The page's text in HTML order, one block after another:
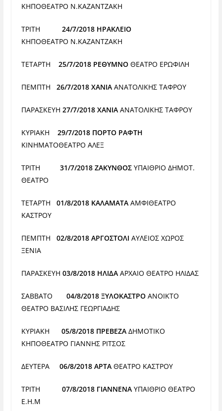
ΚΗΠΟΘΕΑΤΡΟ Ν.ΚΑΖΑΝΤΖΑΚΗ
ΤΡΙΤΗ
24/7/2018 ΗΡΑΚΛΕΙΟ
ΚΗΠΟΘΕΑΤΡΟ Ν.ΚΑΖΑΝΤΖΑΚΗ
ΤΕΤΑΡΤΗ 25/7/2018 ΡΕΘΥΜΝΟ ΘΕΑΤΡΟ ΕΡΩΦΙΛΗ
ΠΕΜΠΤΗ 26/7/2018 ΧΑΝΙΑ ΑΝΑΤΟΛΙΚΗΣ ΤΑΦΡΟΥ
ΠΑΡΑΣΚΕΥΗ 27/7/2018 ΧΑΝΙΑ ΑΝΑΤΟΛΙΚΗΣ ΤΑΦΡΟΥ
ΚΥΡΙΑΚΗ
29/7/2018 ΠΟΡΤΟ ΡΑΦΤΗ
ΚΙΝΗΜΑΤΟΘΕΑΤΡΟ ΑΛΕΞ
ΤΡΙΤΗ 31/7/2018 ΖΑΚΥΝΘΟΣ ΥΠΑΙΘΡΙΟ ΔΗΜΟΤ.
ΘΕΑΤΡΟ
ΤΕΤΑΡΤΗ 01/8/2018 ΚΑΛΑΜΑΤΑ ΑΜΦΙΘΕΑΤΡΟ
ΚΑΣΤΡΟΥ
ΠΕΜΠΤΗ 02/8/2018 ΑΡΓΟΣΤΟΛΙ ΑΥΛΕΙΟΣ ΧΩΡΟΣ
ΞΕΝΙΑ
ΠΑΡΑΣΚΕΥΗ 03/8/2018 ΗΛΙΔΑ ΑΡΧΑΙΟ ΘΕΑΤΡΟ ΗΛΙΔΑΣ
ΣΑΒΒΑΤΟ 04/8/2018 ΞΥΛΟΚΑΣΤΡΟ ΑΝΟΙΚΤΟ
ΘΕΑΤΡΟ ΒΑΣΙΛΗΣ ΓΕΩΡΓΙΑΔΗΣ
ΚΥΡΙΑΚΗ 05/8/2018 ΠΡΕΒΕΖΑ ΔΗΜΟΤΙΚΟ
ΚΗΠΟΘΕΑΤΡΟ ΓΙΑΝΝΗΣ ΡΙΤΣΟΣ
ΔΕΥΤΕΡΑ 06/8/2018 ΑΡΤΑ ΘΕΑΤΡΟ ΚΑΣΤΡΟΥ
ΤΡΙΤΗ 07/8/2018 ΓΙΑΝΝΕΝΑ ΥΠΑΙΘΡΙΟ ΘΕΑΤΡΟ
Ε.Η.Μ